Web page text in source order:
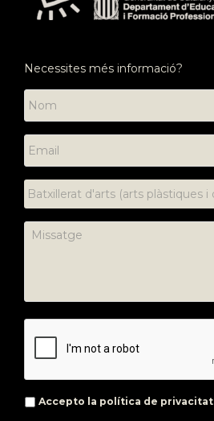
Necessites més informació?
Accepto la política de privacitat